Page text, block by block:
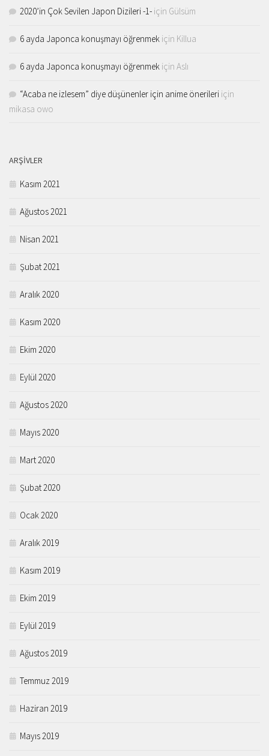
2020’in Çok Sevilen Japon Dizileri -1- için Gülsüm
6 ayda Japonca konuşmayı öğrenmek için Killua
6 ayda Japonca konuşmayı öğrenmek için Aslı
“Acaba ne izlesem” diye düşünenler için anime önerileri için
mikasa owo
ARŞIVLER
Kasım 2021
Ağustos 2021
Nisan 2021
Şubat 2021
Aralık 2020
Kasım 2020
Ekim 2020
Eylül 2020
Ağustos 2020
Mayıs 2020
Mart 2020
Şubat 2020
Ocak 2020
Aralık 2019
Kasım 2019
Ekim 2019
Eylül 2019
Ağustos 2019
Temmuz 2019
Haziran 2019
Mayıs 2019